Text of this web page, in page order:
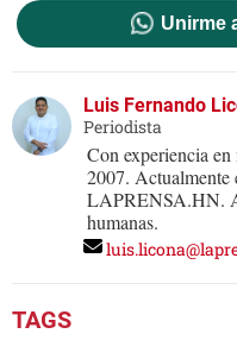
Unirme
Luis Fernando
Periodista
Con experiencia
2007. Actualmente
LAPRENSA.HN.
humanas.